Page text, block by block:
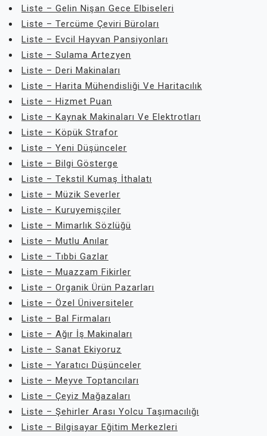
Liste – Gelin Nişan Gece Elbiseleri
Liste – Tercüme Çeviri Büroları
Liste – Evcil Hayvan Pansiyonları
Liste – Sulama Artezyen
Liste – Deri Makinaları
Liste – Harita Mühendisliği Ve Haritacılık
Liste – Hizmet Puan
Liste – Kaynak Makinaları Ve Elektrotları
Liste – Köpük Strafor
Liste – Yeni Düşünceler
Liste – Bilgi Gösterge
Liste – Tekstil Kumaş İthalatı
Liste – Müzik Severler
Liste – Kuruyemişçiler
Liste – Mimarlık Sözlüğü
Liste – Mutlu Anılar
Liste – Tıbbi Gazlar
Liste – Muazzam Fikirler
Liste – Organik Ürün Pazarları
Liste – Özel Üniversiteler
Liste – Bal Firmaları
Liste – Ağır İş Makinaları
Liste – Sanat Ekiyoruz
Liste – Yaratıcı Düşünceler
Liste – Meyve Toptancıları
Liste – Çeyiz Mağazaları
Liste – Şehirler Arası Yolcu Taşımacılığı
Liste – Bilgisayar Eğitim Merkezleri